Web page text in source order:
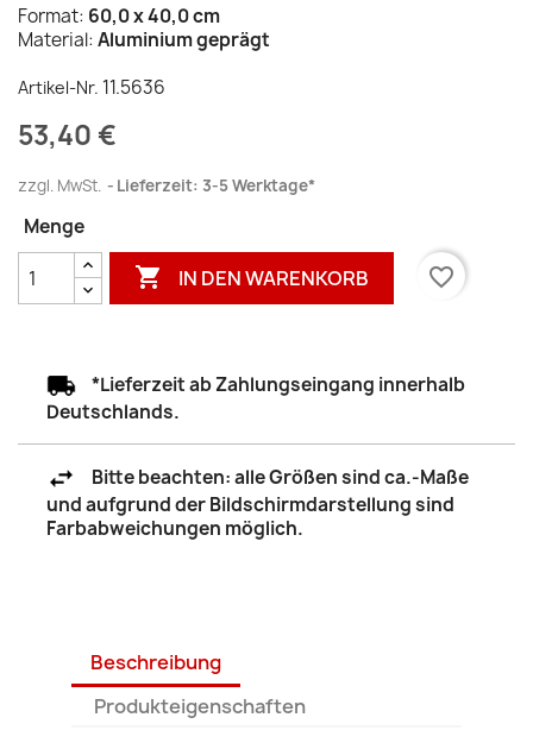
Format: 60,0 x 40,0 cm
Material: Aluminium geprägt
Artikel-Nr. 11.5636
53,40 €
zzgl. MwSt. Lieferzeit: 3-5 Werktage*
Menge
 IN DEN WARENKORB favorite_border
*Lieferzeit ab Zahlungseingang innerhalb
Deutschlands.
Bitte beachten: alle Größen sind ca.-Maße
und aufgrund der Bildschirmdarstellung sind
Farbabweichungen möglich.
Beschreibung
Produkteigenschaften